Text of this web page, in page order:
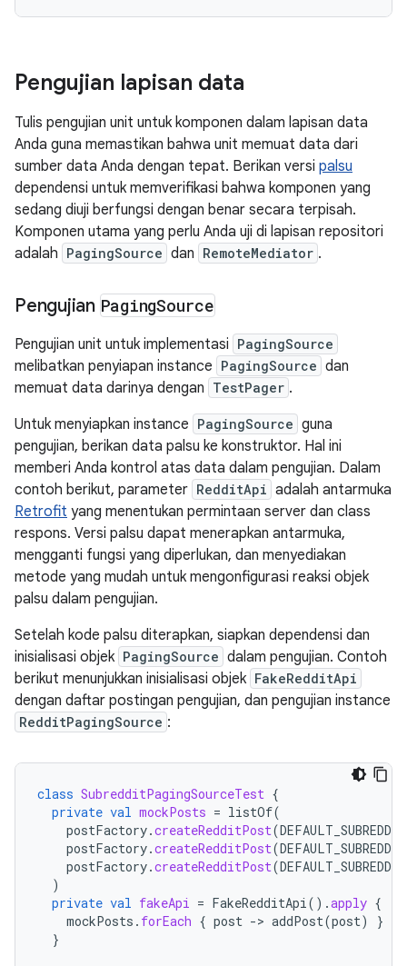
Pengujian lapisan data
Tulis pengujian unit untuk komponen dalam lapisan data
Anda guna memastikan bahwa unit memuat data dari
sumber data Anda dengan tepat. Berikan versi palsu
dependensi untuk memverifikasi bahwa komponen yang
sedang diuji berfungsi dengan benar secara terpisah.
Komponen utama yang perlu Anda uji di lapisan repositori
adalah PagingSource dan RemoteMediator .
Pengujian PagingSource
Pengujian unit untuk implementasi PagingSource
melibatkan penyiapan instance PagingSource dan
memuat data darinya dengan TestPager .
Untuk menyiapkan instance PagingSource guna
pengujian, berikan data palsu ke konstruktor. Hal ini
memberi Anda kontrol atas data dalam pengujian. Dalam
contoh berikut, parameter RedditApi adalah antarmuka
Retrofit yang menentukan permintaan server dan class
respons. Versi palsu dapat menerapkan antarmuka,
mengganti fungsi yang diperlukan, dan menyediakan
metode yang mudah untuk mengonfigurasi reaksi objek
palsu dalam pengujian.
Setelah kode palsu diterapkan, siapkan dependensi dan
inisialisasi objek PagingSource dalam pengujian. Contoh
berikut menunjukkan inisialisasi objek FakeRedditApi
dengan daftar postingan pengujian, dan pengujian instance
RedditPagingSource :
class SubredditPagingSourceTest {
private val mockPosts = listOf(
postFactory.createRedditPost(DEFAULT_SUBREDDIT
postFactory.createRedditPost(DEFAULT_SUBREDDIT
postFactory.createRedditPost(DEFAULT_SUBREDDIT
)
private val fakeApi = FakeRedditApi().apply {
mockPosts . forEach { post -> addPost(post)
}
}